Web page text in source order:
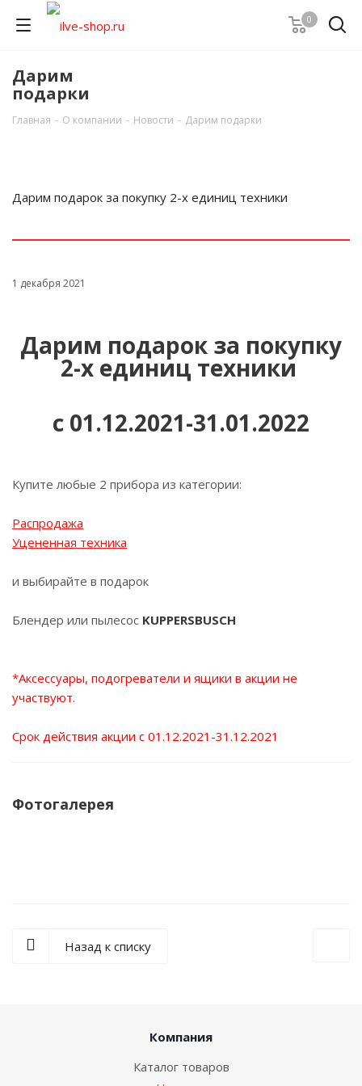
0
Дарим
подарки
Главная - О компании - Новости - Дарим подарки
Дарим подарок за покупку 2-х единиц техники
1 декабря 2021
Дарим подарок за покупку
2-х единиц техники
c 01.12.2021-31.01.2022
Купите любые 2 прибора из категории:
Распродажа
Уцененная техника
и выбирайте в подарок
Блендер или пылесос KUPPERSBUSCH
*Аксессуары, подогреватели и ящики в акции не
участвуют.
Срок действия акции с 01.12.2021-31.12.2021
Фотогалерея
Назад к списку
Компания
Каталог товаров